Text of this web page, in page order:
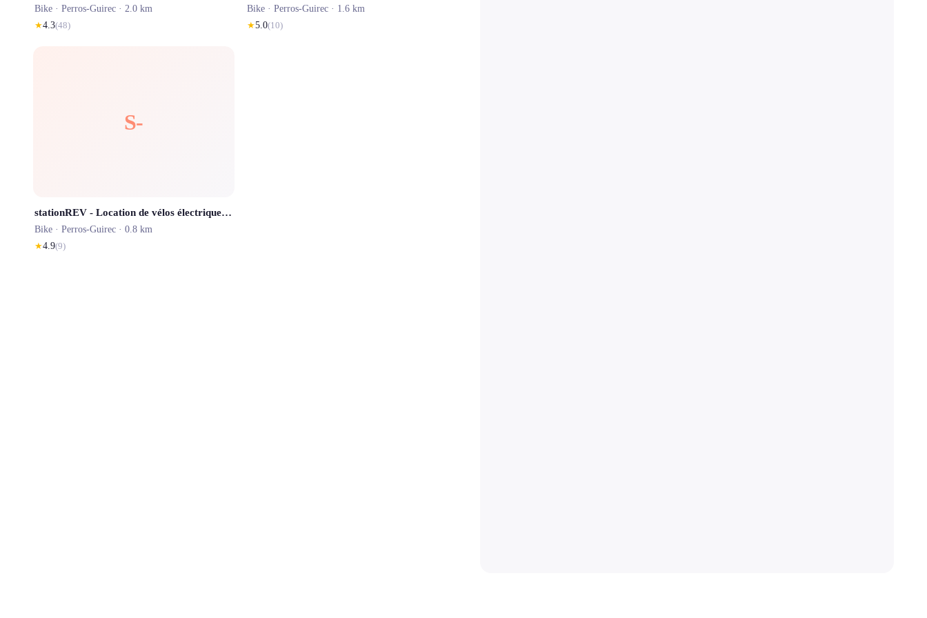
Bike · Perros-Guirec · 2.0 km
★4.3(48)
Bike · Perros-Guirec · 1.6 km
★5.0(10)
S-
stationREV - Location de vélos électriques en libre-service
Bike · Perros-Guirec · 0.8 km
★4.9(9)